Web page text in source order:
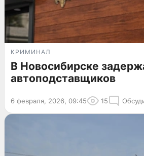
КРИМИНАЛ
В Новосибирске
автоподставщиков
6 февраля, 2026, 09:45 15